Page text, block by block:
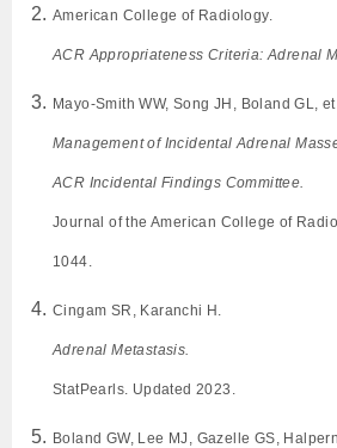
American College of Radiology.
ACR Appropriateness Criteria: Adrenal
Mayo-Smith WW, Song JH, Boland GL,
Management of Incidental Adrenal
ACR Incidental Findings Committee.
Journal of the American College of
1044.
Cingam SR, Karanchi H.
Adrenal Metastasis.
StatPearls. Updated 2023.
Boland GW, Lee MJ, Gazelle GS,